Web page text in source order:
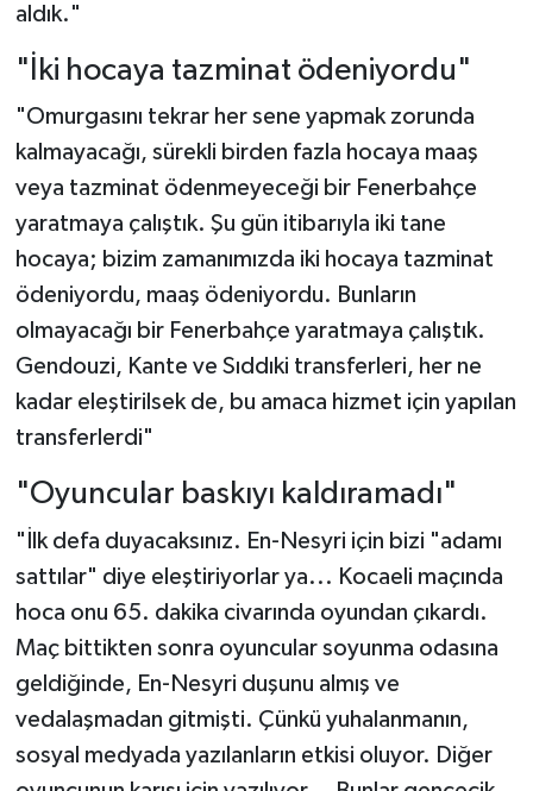
aldık."
"İki hocaya tazminat ödeniyordu"
"Omurgasını tekrar her sene yapmak zorunda
kalmayacağı, sürekli birden fazla hocaya maaş
veya tazminat ödenmeyeceği bir Fenerbahçe
yaratmaya çalıştık. Şu gün itibarıyla iki tane
hocaya; bizim zamanımızda iki hocaya tazminat
ödeniyordu, maaş ödeniyordu. Bunların
olmayacağı bir Fenerbahçe yaratmaya çalıştık.
Gendouzi, Kante ve Sıddıki transferleri, her ne
kadar eleştirilsek de, bu amaca hizmet için yapılan
transferlerdi"
"Oyuncular baskıyı kaldıramadı"
"İlk defa duyacaksınız. En-Nesyri için bizi "adamı
sattılar" diye eleştiriyorlar ya... Kocaeli maçında
hoca onu 65. dakika civarında oyundan çıkardı.
Maç bittikten sonra oyuncular soyunma odasına
geldiğinde, En-Nesyri duşunu almış ve
vedalaşmadan gitmişti. Çünkü yuhalanmanın,
sosyal medyada yazılanların etkisi oluyor. Diğer